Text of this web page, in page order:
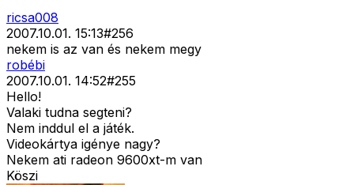
ricsa008
2007.10.01. 15:13#256
nekem is az van és nekem megy
robébi
2007.10.01. 14:52#255
Hello!
Valaki tudna segteni?
Nem inddul el a játék.
Videokártya igénye nagy?
Nekem ati radeon 9600xt-m van
Köszi